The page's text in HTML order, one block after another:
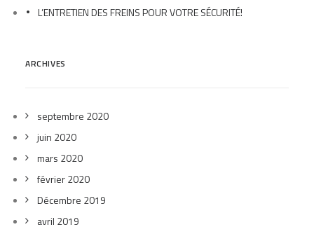
L’ENTRETIEN DES FREINS POUR VOTRE SÉCURITÉ!
ARCHIVES
septembre 2020
juin 2020
mars 2020
février 2020
Décembre 2019
avril 2019